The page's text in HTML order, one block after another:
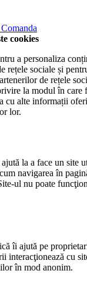
cookies
a personaliza
rețele sociale și
de rețele
la modul în care
cu alte informații
lor.
la a face un site
navigarea în
ul nu poate
îi ajută pe
interacţionează cu
în mod anonim.